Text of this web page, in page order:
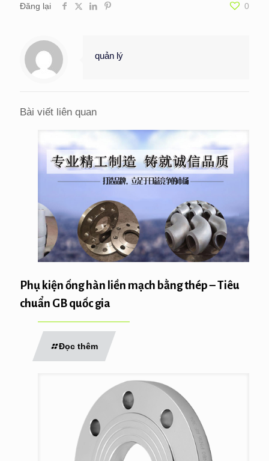
Đăng lại 0
quản lý
Bài viết liên quan
Phụ kiện ống hàn liền mạch bằng thép – Tiêu
chuẩn GB quốc gia
Đọc thêm